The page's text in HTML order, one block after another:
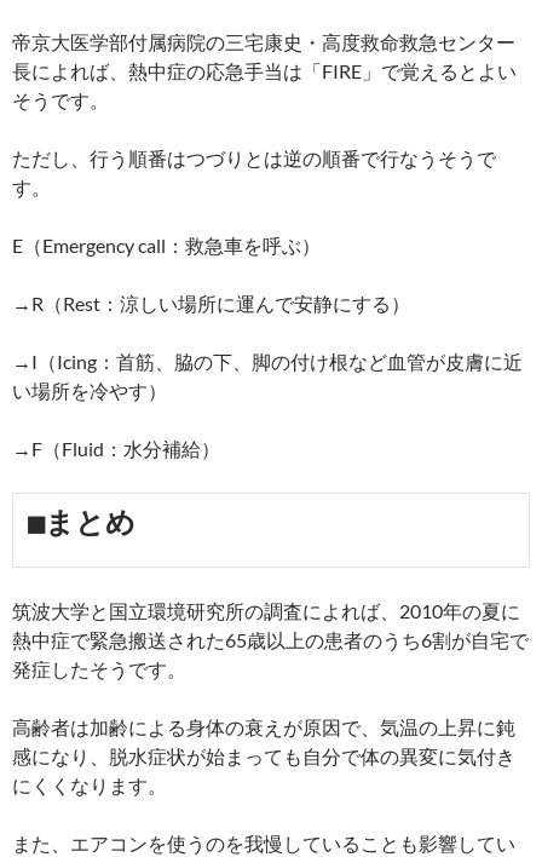
帝京大医学部付属病院の三宅康史・高度救命救急センター
長によれば、熱中症の応急手当は「FIRE」で覚えるとよい
そうです。
ただし、行う順番はつづりとは逆の順番で行なうそうで
す。
E（Emergency call：救急車を呼ぶ）
→R（Rest：涼しい場所に運んで安静にする）
→I（Icing：首筋、脇の下、脚の付け根など血管が皮膚に近
い場所を冷やす）
→F（Fluid：水分補給）
■まとめ
筑波大学と国立環境研究所の調査によれば、2010年の夏に
熱中症で緊急搬送された65歳以上の患者のうち6割が自宅で
発症したそうです。
高齢者は加齢による身体の衰えが原因で、気温の上昇に鈍
感になり、脱水症状が始まっても自分で体の異変に気付き
にくくなります。
また、エアコンを使うのを我慢していることも影響してい